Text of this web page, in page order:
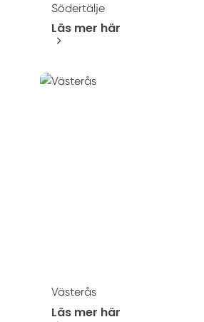
Södertälje
Läs mer här
Västerås
Läs mer här